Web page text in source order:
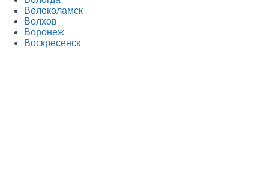
Волоколамск
Волхов
Воронеж
Воскресенск